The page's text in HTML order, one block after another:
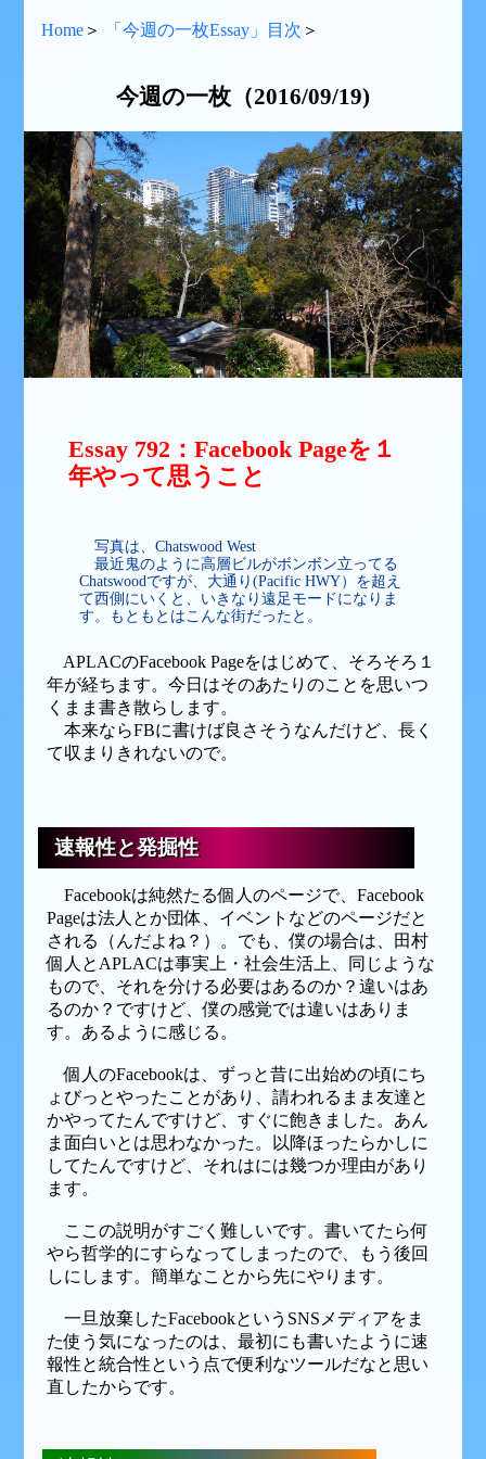
Home ＞ 「今週の一枚Essay」目次 ＞
今週の一枚（2016/09/19)
Essay 792：Facebook Pageを１
年やって思うこと
写真は、Chatswood West
最近鬼のように高層ビルがボンボン立ってる
Chatswoodですが、大通り(Pacific HWY）を超え
て西側にいくと、いきなり遠足モードになりま
す。もともとはこんな街だったと。
APLACのFacebook Pageをはじめて、そろそろ１
年が経ちます。今日はそのあたりのことを思いつ
くまま書き散らします。
本来ならFBに書けば良さそうなんだけど、長く
て収まりきれないので。
速報性と発掘性
Facebookは純然たる個人のページで、Facebook
Pageは法人とか団体、イベントなどのページだと
される（んだよね？）。でも、僕の場合は、田村
個人とAPLACは事実上・社会生活上、同じような
もので、それを分ける必要はあるのか？違いはあ
るのか？ですけど、僕の感覚では違いはありま
す。あるように感じる。
個人のFacebookは、ずっと昔に出始めの頃にち
ょびっとやったことがあり、請われるまま友達と
かやってたんですけど、すぐに飽きました。あん
ま面白いとは思わなかった。以降ほったらかしに
してたんですけど、それはには幾つか理由があり
ます。
ここの説明がすごく難しいです。書いてたら何
やら哲学的にすらなってしまったので、もう後回
しにします。簡単なことから先にやります。
一旦放棄したFacebookというSNSメディアをま
た使う気になったのは、最初にも書いたように速
報性と統合性という点で便利なツールだなと思い
直したからです。